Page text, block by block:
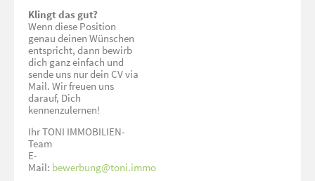
Klingt das gut?
Wenn diese Position
genau deinen Wünschen
entspricht, dann bewirb
dich ganz einfach und
sende uns nur dein CV via
Mail. Wir freuen uns
darauf, Dich
kennenzulernen!
Ihr TONI IMMOBILIEN-
Team
E-
Mail: bewerbung@toni.immo